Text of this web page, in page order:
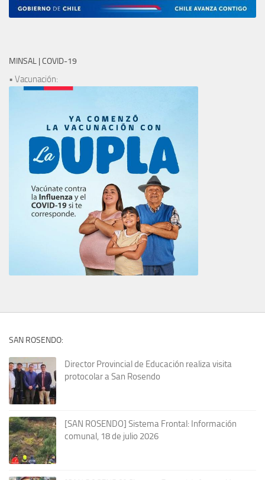
MINSAL | COVID-19
• Vacunación:
SAN ROSENDO:
Director Provincial de Educación realiza visita
protocolar a San Rosendo
[SAN ROSENDO] Sistema Frontal: Información
comunal, 18 de julio 2026